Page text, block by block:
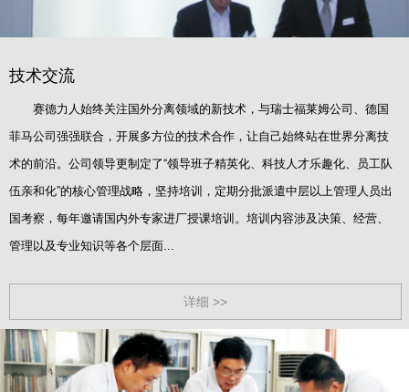
技术交流
赛德力人始终关注国外分离领域的新技术，与瑞士福莱姆公司、德国
菲马公司强强联合，开展多方位的技术合作，让自己始终站在世界分离技
术的前沿。公司领导更制定了“领导班子精英化、科技人才乐趣化、员工队
伍亲和化”的核心管理战略，坚持培训，定期分批派遣中层以上管理人员出
国考察，每年邀请国内外专家进厂授课培训。培训内容涉及决策、经营、
管理以及专业知识等各个层面...
详细 >>